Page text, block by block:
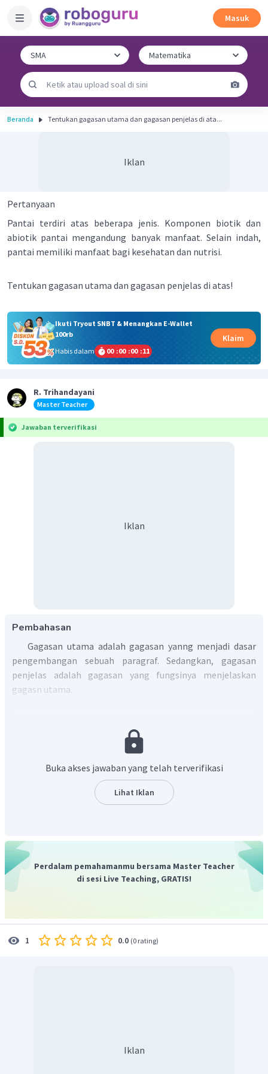
Masuk
Beranda Tentukan gagasan utama dan gagasan penjelas di ata...
Iklan
Pertanyaan
Pantai terdiri atas beberapa jenis. Komponen biotik dan
abiotik pantai mengandung banyak manfaat. Selain indah,
pantai memiliki manfaat bagi kesehatan dan nutrisi.
Tentukan gagasan utama dan gagasan penjelas di atas!
Ikuti Tryout SNBT & Menangkan E-Wallet
100rb
Habis dalam
00 :00 :00 :11
Klaim
R. Trihandayani
Master Teacher
Jawaban terverifikasi
Iklan
Pembahasan
Gagasan utama adalah gagasan yanng menjadi dasar
pengembangan sebuah paragraf. Sedangkan, gagasan
penjelas adalah gagasan yang fungsinya menjelaskan
gagasn utama.
memiliki banyak manfaat
Gagasan penjelas kalimat di atas adalah
Dengan demikian, kalimat utama terdapat pada
kalimat kedua, sedangkan kalimat penjels terdapat
Buka akses jawaban yang telah terverifikasi
Lihat Iklan
Perdalam pemahamanmu bersama Master Teacher
di sesi Live Teaching, GRATIS!
1 0.0 (0 rating)
Iklan